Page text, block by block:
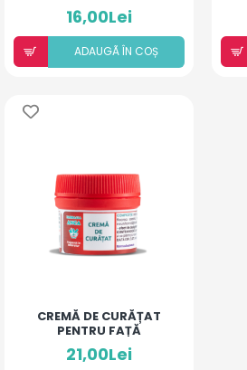
16,00Lei
ADAUGÃ ÎN COȘ
CREMĂ DE CURĂȚAT
PENTRU FAȚĂ
21,00Lei